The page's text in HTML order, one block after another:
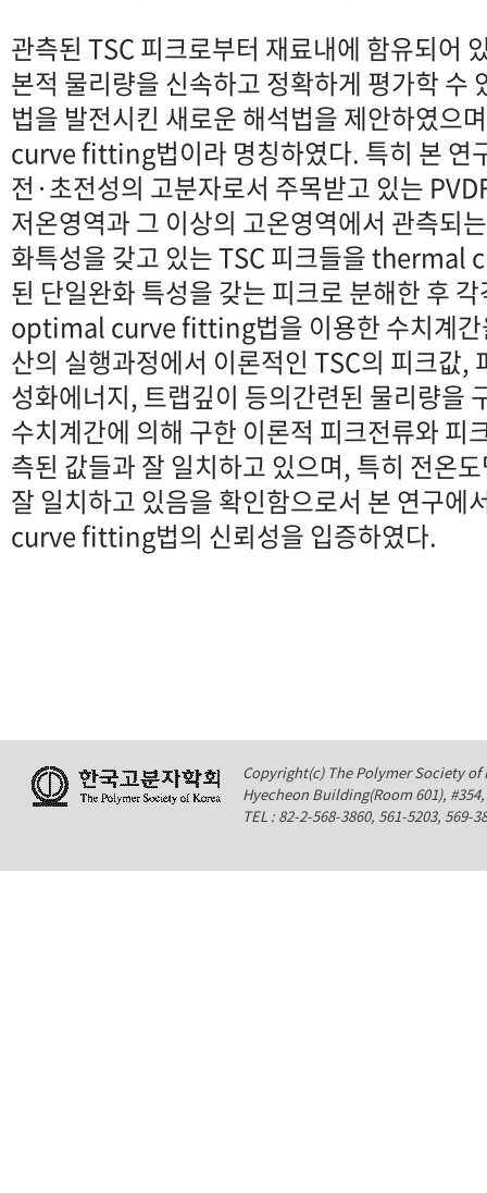
관측된 TSC 피크로부터 재료내에 함유되어
본적 물리량을 신속하고 정확하게 평가학
법을 발전시킨 새로운 해석법을 제안하였
curve fitting법이라 명칭하였다. 특히 본 연
전·초전성의 고분자로서 주목받고 있는
저온영역과 그 이상의 고온영역에서 관측되
화특성을 갖고 있는 TSC 피크들을 thermal
된 단일완화 특성을 갖는 피크로 분해한 후
optimal curve fitting법을 이용한 수치계간
산의 실행과정에서 이론적인 TSC의 피크값,
성화에너지, 트랩깊이 등의간련된 물리량을
수치계간에 의해 구한 이론적 피크전류와 피
측된 값들과 잘 일치하고 있으며, 특히 전온
잘 일치하고 있음을 확인함으로서 본 연구
curve fitting법의 신뢰성을 입증하였다.
Copyright(c) The Polymer Society of
Hyecheon Building(Room 601),
TEL : 82-2-568-3860, 561-5203,